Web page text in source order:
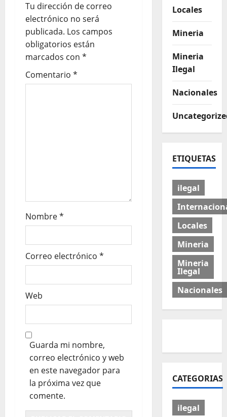
Tu dirección de correo
electrónico no será
publicada. Los campos
obligatorios están
marcados con *
Comentario *
Nombre*
Correo electrónico *
Web
Guarda mi nombre,
correo electrónico y web
en este navegador para
la próxima vez que
comente.
Locales
Mineria
Mineria
Ilegal
Nacionales
ETIQUETAS
ilegal
Locales
Mineria
Mineria
Ilegal
Nacionales
CATEGORIAS
ilegal